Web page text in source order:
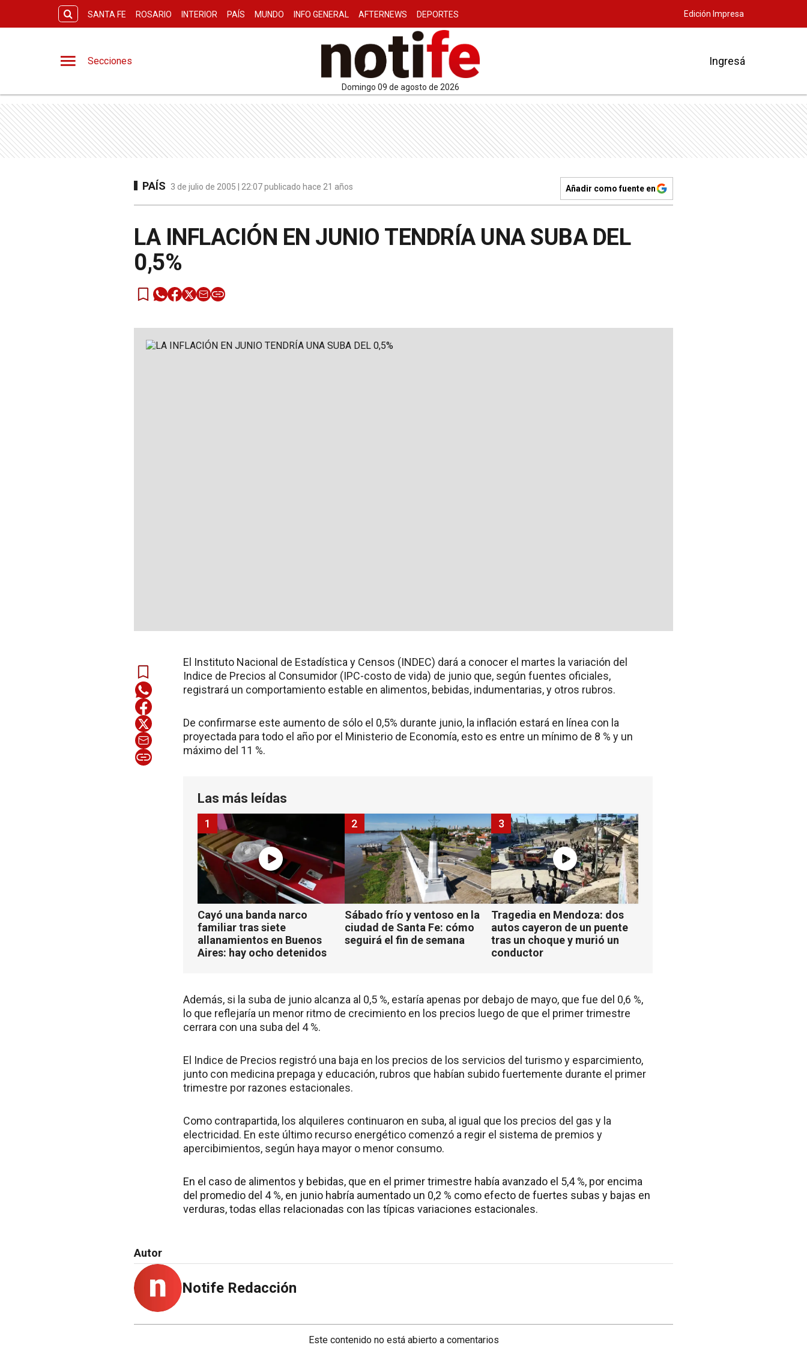
SANTA FE ROSARIO INTERIOR PAÍS MUNDO INFO GENERAL AFTERNEWS DEPORTES Edición Impresa
Secciones
domingo 09 de agosto de 2026
Ingresá
PAÍS 3 de julio de 2005 | 22:07 publicado hace 21 años Añadir como fuente en
LA INFLACIÓN EN JUNIO TENDRÍA UNA SUBA DEL
0,5%
El Instituto Nacional de Estadística y Censos (INDEC) dará a conocer el martes la variación del
Indice de Precios al Consumidor (IPC-costo de vida) de junio que, según fuentes oficiales,
registrará un comportamiento estable en alimentos, bebidas, indumentarias, y otros rubros.
De confirmarse este aumento de sólo el 0,5% durante junio, la inflación estará en línea con la
proyectada para todo el año por el Ministerio de Economía, esto es entre un mínimo de 8 % y un
máximo del 11 %.
Las más leídas
Cayó una banda narco
familiar tras siete
allanamientos en Buenos
Aires: hay ocho detenidos
1
Sábado frío y ventoso en la
ciudad de Santa Fe: cómo
seguirá el fin de semana
2
Tragedia en Mendoza: dos
autos cayeron de un puente
tras un choque y murió un
conductor
3
Además, si la suba de junio alcanza al 0,5 %, estaría apenas por debajo de mayo, que fue del 0,6 %,
lo que reflejaría un menor ritmo de crecimiento en los precios luego de que el primer trimestre
cerrara con una suba del 4 %.
El Indice de Precios registró una baja en los precios de los servicios del turismo y esparcimiento,
junto con medicina prepaga y educación, rubros que habían subido fuertemente durante el primer
trimestre por razones estacionales.
Como contrapartida, los alquileres continuaron en suba, al igual que los precios del gas y la
electricidad. En este último recurso energético comenzó a regir el sistema de premios y
apercibimientos, según haya mayor o menor consumo.
En el caso de alimentos y bebidas, que en el primer trimestre había avanzado el 5,4 %, por encima
del promedio del 4 %, en junio habría aumentado un 0,2 % como efecto de fuertes subas y bajas en
verduras, todas ellas relacionadas con las típicas variaciones estacionales.
Autor
Notife Redacción
Este contenido no está abierto a comentarios